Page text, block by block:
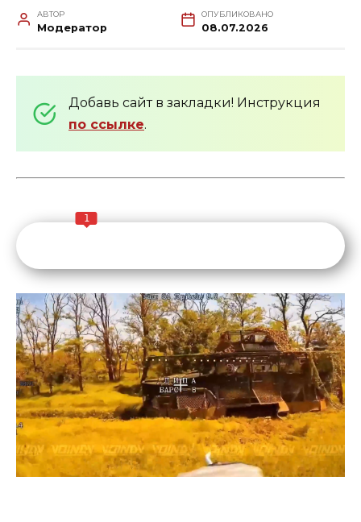
АВТОР
Модератор
ОПУБЛИКОВАНО
08.07.2026
Добавь сайт в закладки! Инструкция
по ссылке.
1